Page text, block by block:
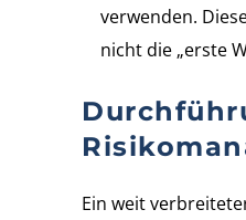
verwenden.
nicht die „erste
Ein weit